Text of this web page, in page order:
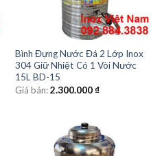
Bình Đựng Nước Đá 2 Lớp Inox
304 Giữ Nhiệt Có 1 Vòi Nước
15L BD-15
Giá bán:2.300.000₫